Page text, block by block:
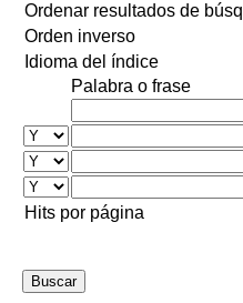
Ordenar resultados de
Orden inverso
Idioma del índice
Palabra o frase
Hits por página